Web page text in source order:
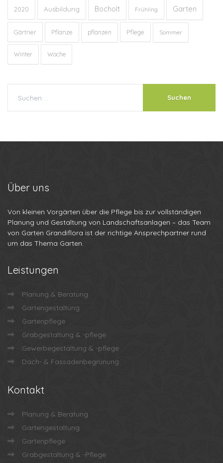
2020 Ausbildung Bocholt Frühling Garten
Gärtner Pflanze pflanzen Pflege Sommer
Winter Woche
Über uns
Von kleinen Vorgärten über die Pflege bis zur vollständigen
Planung und Gestaltung von Landschaftsanlagen – das Team
von Garten Grandiflora ist der richtige Ansprechpartner rund
um das Thema Garten.
Leistungen
Planung & Beratung
Gartengestaltung
Gartenpflege
Grabgestaltung & -pflege
Gewerbegestaltung & -pflege
Dach- & Fassadenbegrünung
Kontakt
Planung & Beratung
Gartengestaltung
Gartenpflege
Grabgestaltung & -Pflege